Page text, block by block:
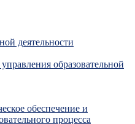
деятельности
образовательной
обеспечение и
процесса